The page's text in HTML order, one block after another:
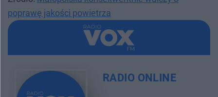
poprawę jakości powietrza
RADIO ONLINE